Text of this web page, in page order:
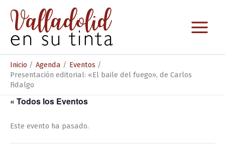
contenido
Inicio Agenda
Eventos
Presentación editorial: «El baile del fuego», de Carlos
Fidalgo
« Todos los Eventos
Este evento ha pasado.